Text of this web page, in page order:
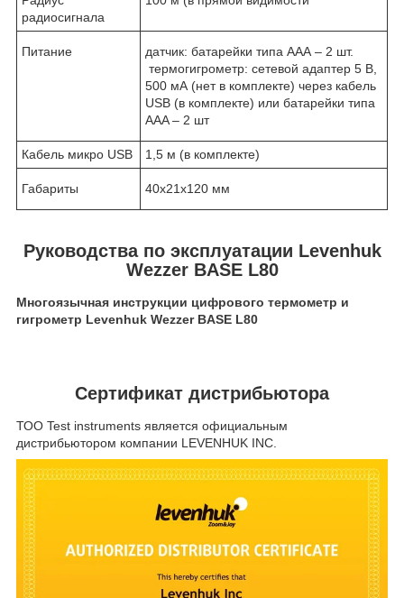
радиосигнала
Питание
датчик: батарейки типа AAА – 2 шт.
термогигрометр: сетевой адаптер 5 В,
500 мА (нет в комплекте) через кабель
USB (в комплекте) или батарейки типа
AАA – 2 шт
Кабель микро USB 1,5 м (в комплекте)
Габариты 40x21x120 мм
Руководства по эксплуатации Levenhuk
Wezzer BASE L80
Многоязычная инструкции цифрового термометр и
гигрометр Levenhuk Wezzer BASE L80
Сертификат дистрибьютора
ТОО Test instruments является официальным
дистрибьютором компании LEVENHUK INC.